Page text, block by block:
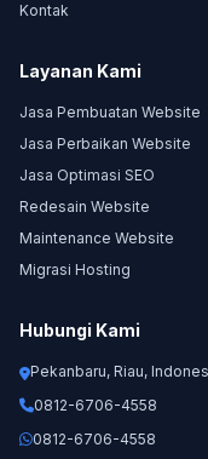
Kontak
Layanan Kami
Jasa Pembuatan Website
Jasa Perbaikan Website
Jasa Optimasi SEO
Redesain Website
Maintenance Website
Migrasi Hosting
Hubungi Kami
Pekanbaru, Riau,
0812-6706-4558
0812-6706-4558